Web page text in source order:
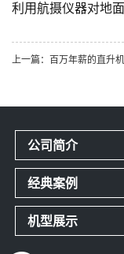
利用航摄仪器对地
公司简介
经典案例
机型展示